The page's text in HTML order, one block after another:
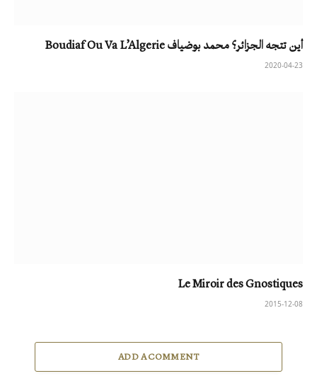
أين تتجه الجزائر؟ محمد بوضياف Boudiaf Ou Va L’Algerie
2020-04-23
Le Miroir des Gnostiques
2015-12-08
ADD A COMMENT